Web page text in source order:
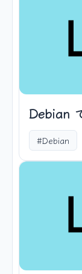
Debian
#Debian